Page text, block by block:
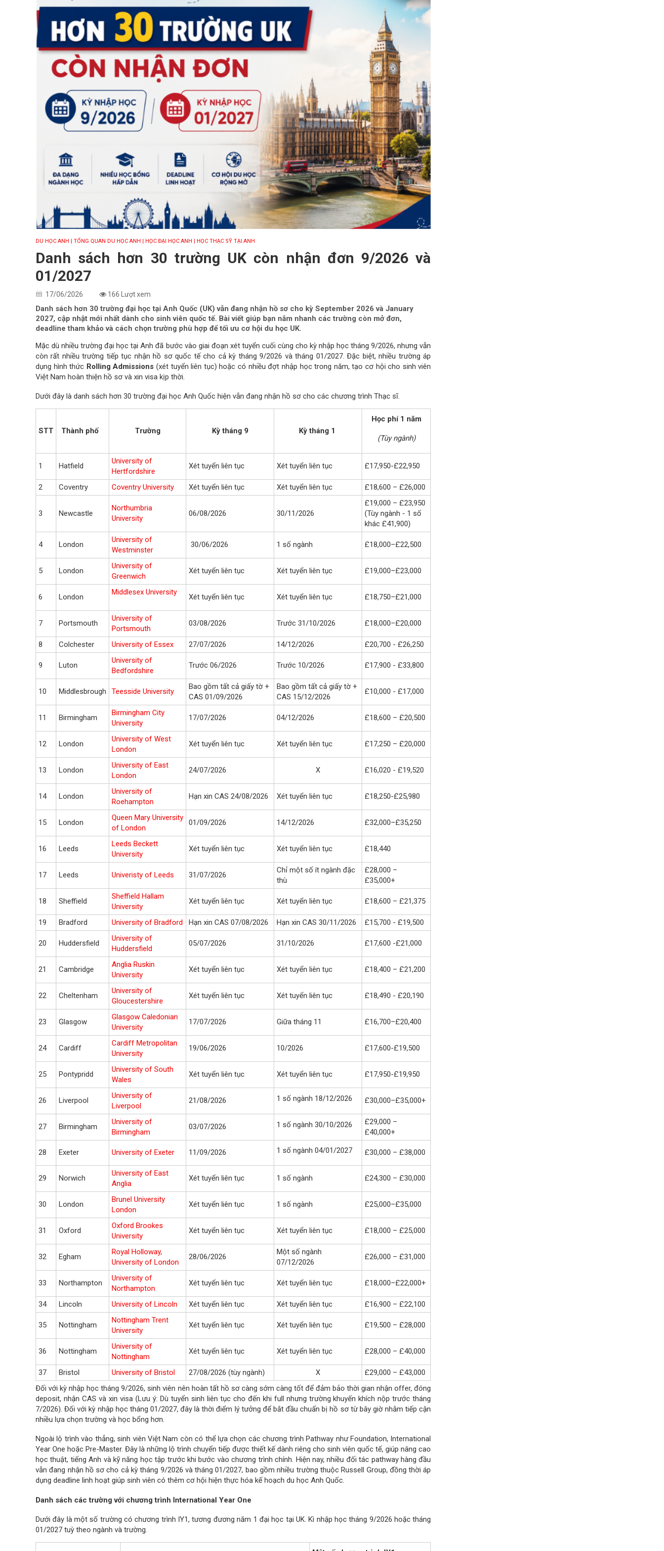
DU HỌC ANH | TỔNG QUAN DU HỌC ANH | HỌC ĐẠI HỌC ANH | HỌC THẠC SỸ TẠI ANH
Danh sách hơn 30 trường UK còn nhận đơn 9/2026 và
01/2027
17/06/2026 166 Lượt xem
Danh sách hơn 30 trường đại học tại Anh Quốc (UK) vẫn đang nhận hồ sơ cho kỳ September 2026 và January
2027, cập nhật mới nhất dành cho sinh viên quốc tế. Bài viết giúp bạn nắm nhanh các trường còn mở đơn,
deadline tham khảo và cách chọn trường phù hợp để tối ưu cơ hội du học UK.
Mặc dù nhiều trường đại học tại Anh đã bước vào giai đoạn xét tuyển cuối cùng cho kỳ nhập học tháng 9/2026, nhưng vẫn
còn rất nhiều trường tiếp tục nhận hồ sơ quốc tế cho cả kỳ tháng 9/2026 và tháng 01/2027. Đặc biệt, nhiều trường áp
dụng hình thức Rolling Admissions (xét tuyển liên tục) hoặc có nhiều đợt nhập học trong năm, tạo cơ hội cho sinh viên
Việt Nam hoàn thiện hồ sơ và xin visa kịp thời.
Dưới đây là danh sách hơn 30 trường đại học Anh Quốc hiện vẫn đang nhận hồ sơ cho các chương trình Thạc sĩ.
STT Thành phố Trường Kỳ tháng 9 Kỳ tháng 1
Học phí 1 năm
(Tùy ngành)
1 Hatfield
University of
Hertfordshire
Xét tuyển liên tục Xét tuyển liên tục £17,950-£22,950
2 Coventry Coventry University Xét tuyển liên tục Xét tuyển liên tục £18,600 – £26,000
3 Newcastle
Northumbria
University
06/08/2026 30/11/2026
£19,000 – £23,950
(Tùy ngành - 1 số
khác £41,900)
4 London
University of
Westminster
30/06/2026 1 số ngành £18,000–£22,500
5 London
University of
Greenwich
Xét tuyển liên tục Xét tuyển liên tục £19,000–£23,000
6 London
Middlesex University
Xét tuyển liên tục Xét tuyển liên tục £18,750–£21,000
7 Portsmouth
University of
Portsmouth
03/08/2026 Trước 31/10/2026 £18,000–£20,000
8 Colchester University of Essex 27/07/2026 14/12/2026 £20,700 - £26,250
9 Luton
University of
Bedfordshire
Trước 06/2026 Trước 10/2026 £17,900 - £33,800
10 Middlesbrough Teesside University
Bao gồm tất cả giấy tờ +
CAS 01/09/2026
Bao gồm tất cả giấy tờ +
CAS 15/12/2026
£10,000 - £17,000
11 Birmingham
Birmingham City
University
17/07/2026 04/12/2026 £18,600 – £20,500
12 London
University of West
London
Xét tuyển liên tục Xét tuyển liên tục £17,250 – £20,000
13 London
University of East
London
24/07/2026 X £16,020 - £19,520
14 London
University of
Roehampton
Hạn xin CAS 24/08/2026 Xét tuyển liên tục £18,250-£25,980
15 London
Queen Mary University
of London
01/09/2026 14/12/2026 £32,000–£35,250
16 Leeds
Leeds Beckett
University
Xét tuyển liên tục Xét tuyển liên tục £18,440
17 Leeds Univeristy of Leeds 31/07/2026
Chỉ một số ít ngành đặc
thù
£28,000 –
£35,000+
18 Sheffield
Sheffield Hallam
University
Xét tuyển liên tục Xét tuyển liên tục £18,600 – £21,375
19 Bradford University of Bradford Hạn xin CAS 07/08/2026 Hạn xin CAS 30/11/2026 £15,700 - £19,500
20 Huddersfield
University of
Huddersfield
05/07/2026 31/10/2026 £17,600 -£21,000
21 Cambridge
Anglia Ruskin
University
Xét tuyển liên tục Xét tuyển liên tục £18,400 – £21,200
22 Cheltenham
University of
Gloucestershire
Xét tuyển liên tục Xét tuyển liên tục £18,490 - £20,190
23 Glasgow
Glasgow Caledonian
University
17/07/2026 Giữa tháng 11 £16,700–£20,400
24 Cardiff
Cardiff Metropolitan
University
19/06/2026 10/2026 ​£17,600-​£19,500
25 Pontypridd
University of South
Wales
Xét tuyển liên tục Xét tuyển liên tục £17,950-£19,950
26 Liverpool
University of
Liverpool
21/08/2026 1 số ngành 18/12/2026 £30,000–£35,000+
27 Birmingham
University of
Birmingham
03/07/2026 1 số ngành 30/10/2026
£29,000 –
£40,000+
28 Exeter University of Exeter 11/09/2026 1 số ngành 04/01/2027 £30,000 – £38,000
29 Norwich
University of East
Anglia
Xét tuyển liên tục 1 số ngành £24,300 – £30,000
30 London
Brunel University
London
Xét tuyển liên tục 1 số ngành £25,000–£35,000
31 Oxford
Oxford Brookes
University
Xét tuyển liên tục Xét tuyển liên tục £18,000 – £25,000
32 Egham
Royal Holloway,
University of London
28/06/2026
Một số ngành
07/12/2026
£26,000 – £31,000
33 Northampton
University of
Northampton
Xét tuyển liên tục Xét tuyển liên tục £18,000–£22,000+
34 Lincoln University of Lincoln Xét tuyển liên tục Xét tuyển liên tục £16,900 – £22,100
35 Nottingham
Nottingham Trent
University
Xét tuyển liên tục Xét tuyển liên tục £19,500 – £28,000
36 Nottingham
University of
Nottingham
Xét tuyển liên tục Xét tuyển liên tục £28,000 – £40,000
37 Bristol University of Bristol 27/08/2026 (tùy ngành) X
£29,000 – £43,000
Đối với kỳ nhập học tháng 9/2026, sinh viên nên hoàn tất hồ sơ càng sớm càng tốt để đảm bảo thời gian nhận offer, đóng
deposit, nhận CAS và xin visa (Lưu ý: Dù tuyển sinh liên tục cho đến khi full nhưng trường khuyến khích nộp trước tháng
7/2026). Đối với kỳ nhập học tháng 01/2027, đây là thời điểm lý tưởng để bắt đầu chuẩn bị hồ sơ từ bây giờ nhằm tiếp cận
nhiều lựa chọn trường và học bổng hơn.
Ngoài lộ trình vào thẳng, sinh viên Việt Nam còn có thể lựa chọn các chương trình Pathway như Foundation, International
Year One hoặc Pre-Master. Đây là những lộ trình chuyển tiếp được thiết kế dành riêng cho sinh viên quốc tế, giúp nâng cao
học thuật, tiếng Anh và kỹ năng học tập trước khi bước vào chương trình chính. Hiện nay, nhiều đối tác pathway hàng đầu
vẫn đang nhận hồ sơ cho cả kỳ tháng 9/2026 và tháng 01/2027, bao gồm nhiều trường thuộc Russell Group, đồng thời áp
dụng deadline linh hoạt giúp sinh viên có thêm cơ hội hiện thực hóa kế hoạch du học Anh Quốc.
Danh sách các trường với chương trình International Year One
Dưới đây là một số trường có chương trình IY1, tương đương năm 1 đại học tại UK. Kì nhập học tháng 9/2026 hoặc tháng
01/2027 tuỳ theo ngành và trường.